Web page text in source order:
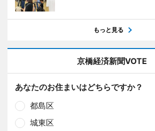
もっと見る
京橋経済新聞VOTE
あなたのお住まいはどちらですか？
都島区
城東区